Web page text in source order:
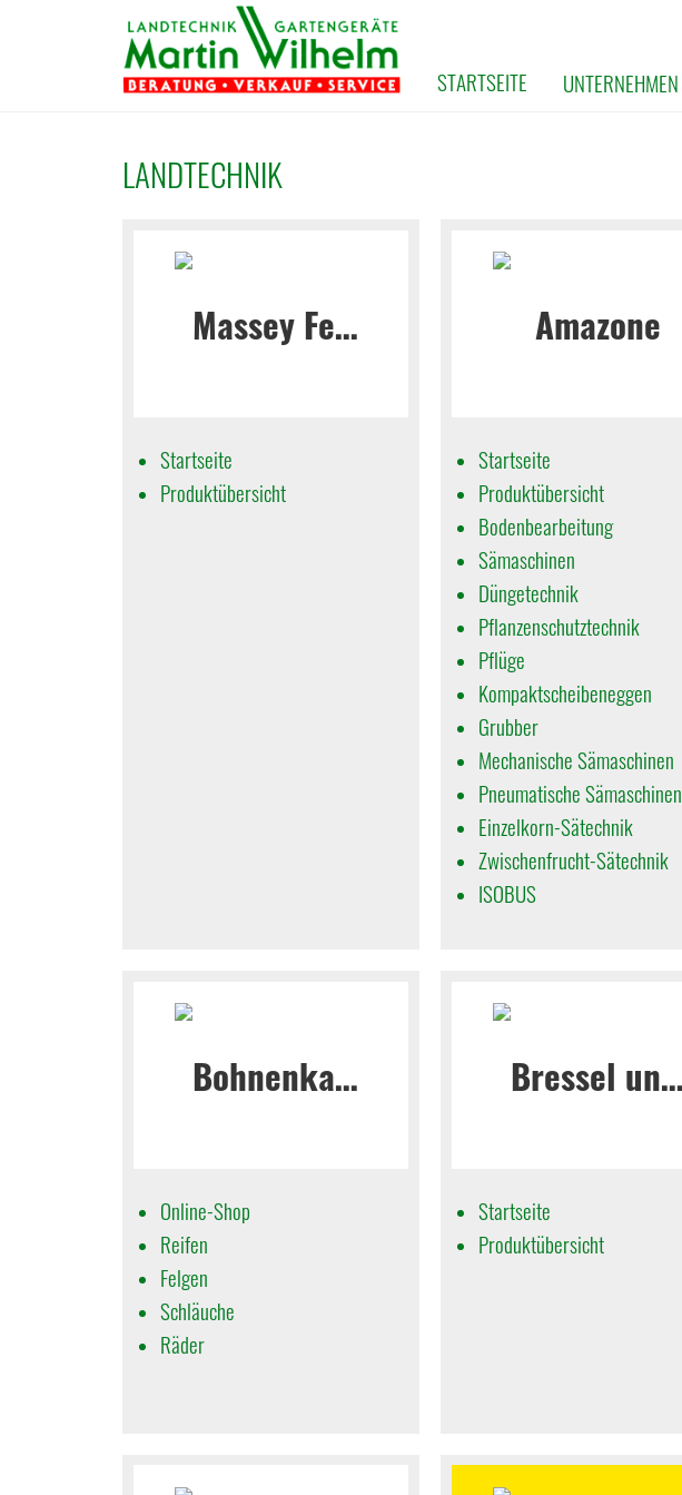
STARTSEITE UNTERNEHMEN
LANDTECHNIK
Startseite
Produktübersicht
Startseite
Produktübersicht
Bodenbearbeitung
Sämaschinen
Düngetechnik
Pflanzenschutztechnik
Pflüge
Kompaktscheibeneggen
Grubber
Mechanische Sämaschinen
Pneumatische Sämaschinen
Einzelkorn-Sätechnik
Zwischenfrucht-Sätechnik
ISOBUS
Online-Shop
Reifen
Felgen
Schläuche
Räder
Startseite
Produktübersicht